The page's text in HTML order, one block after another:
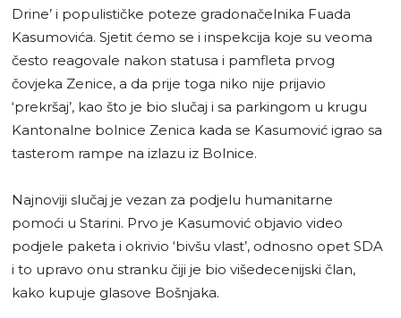
Drine’ i populističke poteze gradonačelnika Fuada
Kasumovića. Sjetit ćemo se i inspekcija koje su veoma
često reagovale nakon statusa i pamfleta prvog
čovjeka Zenice, a da prije toga niko nije prijavio
‘prekršaj’, kao što je bio slučaj i sa parkingom u krugu
Kantonalne bolnice Zenica kada se Kasumović igrao sa
tasterom rampe na izlazu iz Bolnice.
Najnoviji slučaj je vezan za podjelu humanitarne
pomoći u Starini. Prvo je Kasumović objavio video
podjele paketa i okrivio ‘bivšu vlast’, odnosno opet SDA
i to upravo onu stranku čiji je bio višedecenijski član,
kako kupuje glasove Bošnjaka.